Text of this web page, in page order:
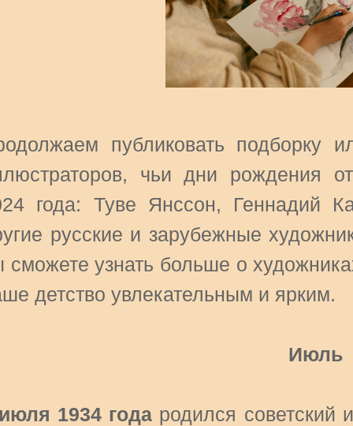
публиковать подборку
чьи дни рождения
года: Туве Янсcон, Геннадий
русские и зарубежные
сможете узнать больше о
детство увлекательным и ярким.
Июль
1934 года родился советский